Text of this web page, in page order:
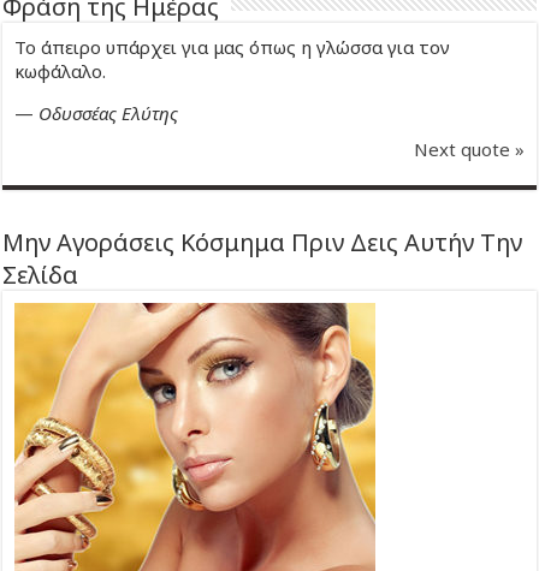
Το άπειρο υπάρχει για μας όπως η γλώσσα για τον
κωφάλαλο.
— Οδυσσέας Ελύτης
Next quote »
Μην Αγοράσεις Κόσμημα Πριν Δεις Αυτήν Την
Σελίδα